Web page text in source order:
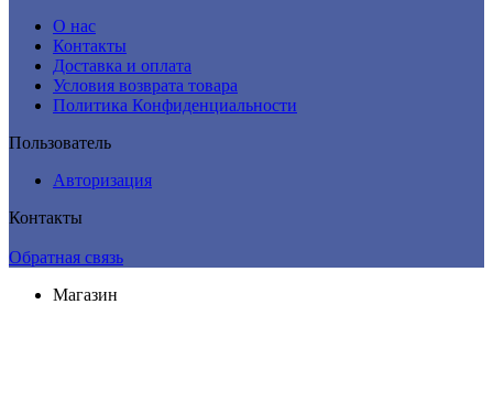
О нас
Контакты
Доставка и оплата
Условия возврата товара
Политика Конфиденциальности
Пользователь
Авторизация
Контакты
Обратная связь
Магазин